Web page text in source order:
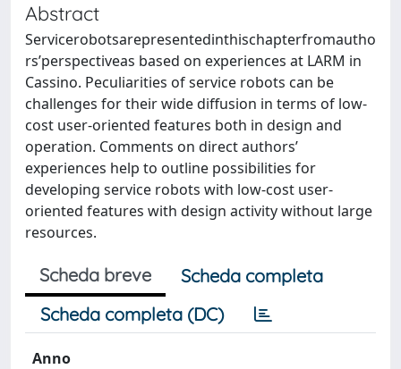
Abstract
Servicerobotsarepresentedinthischapterfromautho
rs’perspectiveas based on experiences at LARM in
Cassino. Peculiarities of service robots can be
challenges for their wide diffusion in terms of low-
cost user-oriented features both in design and
operation. Comments on direct authors’
experiences help to outline possibilities for
developing service robots with low-cost user-
oriented features with design activity without large
resources.
Scheda breve
Scheda completa
Scheda completa (DC)
Anno